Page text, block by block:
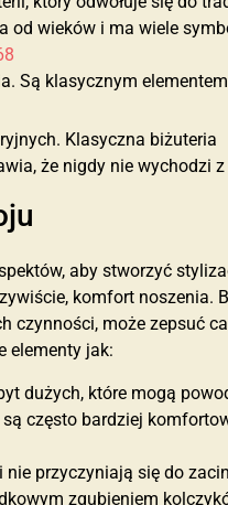
od wieków i ma wiele
Są klasycznym
Klasyczna biżuteria
że ​​nigdy nie wychodzi z
aby stworzyć
komfort noszenia.
może zepsuć
elementy jak:
dużych, które mogą
często bardziej
nie przyczyniają się do
zgubieniem